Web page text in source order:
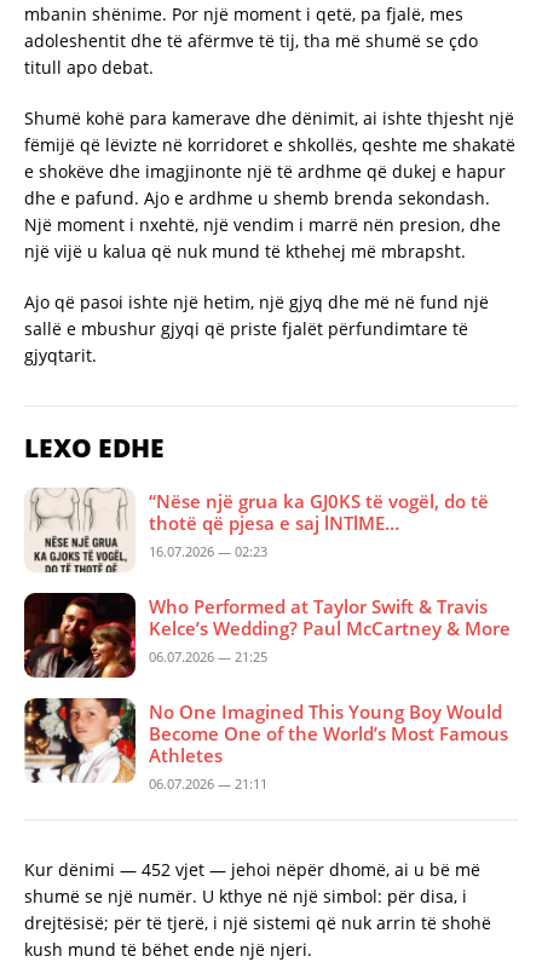
mbanin shënime. Por një moment i qetë, pa fjalë, mes
adoleshentit dhe të afërmve të tij, tha më shumë se çdo
titull apo debat.
Shumë kohë para kamerave dhe dënimit, ai ishte thjesht një
fëmijë që lëvizte në korridoret e shkollës, qeshte me shakatë
e shokëve dhe imagjinonte një të ardhme që dukej e hapur
dhe e pafund. Ajo e ardhme u shemb brenda sekondash.
Një moment i nxehtë, një vendim i marrë nën presion, dhe
një vijë u kalua që nuk mund të kthehej më mbrapsht.
Ajo që pasoi ishte një hetim, një gjyq dhe më në fund një
sallë e mbushur gjyqi që priste fjalët përfundimtare të
gjyqtarit.
LEXO EDHE
“Nëse një grua ka GJ0KS të vogël, do të
thotë që pjesa e saj lNTlME…
16.07.2026 — 02:23
Who Performed at Taylor Swift & Travis
Kelce’s Wedding? Paul McCartney & More
06.07.2026 — 21:25
No One Imagined This Young Boy Would
Become One of the World’s Most Famous
Athletes
06.07.2026 — 21:11
Kur dënimi — 452 vjet — jehoi nëpër dhomë, ai u bë më
shumë se një numër. U kthye në një simbol: për disa, i
drejtësisë; për të tjerë, i një sistemi që nuk arrin të shohë
kush mund të bëhet ende një njeri.